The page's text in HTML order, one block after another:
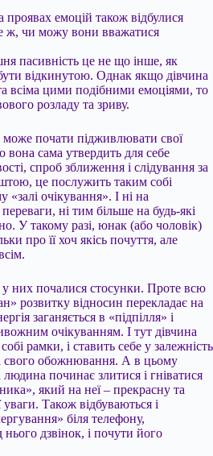
емоцій також відбулися
ж, чи можу вони вважатися
пасивність це не що інше, як
відкинутою. Однак якщо дівчина
всіма цими подібними емоціями, то
розладу та зриву.
почати підживлювати свої
сама утвердить для себе
спроб зближення і слідування за
це послужить таким собі
«залі очікування». І ні на
ні тим більше на будь-які
У такому разі, юнак (або чоловік)
про її хоч якісь почуття, але
них почалися стосунки. Проте всю
розвитку відносин перекладає на
заганяється в «підпілля» і
очікуванням. І тут дівчина
рамки, і ставить себе у залежність
свого обожнювання. А в цьому
починає злитися і гніватися
який на неї – прекрасну та
Також відбуваються і
біля телефону,
дзвінок, і почути його